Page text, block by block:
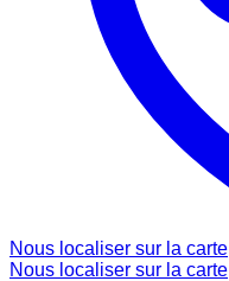
Nous localiser sur la carte
Nous localiser sur la carte